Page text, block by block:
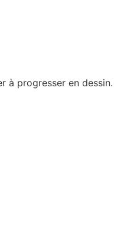
à progresser en dessin.